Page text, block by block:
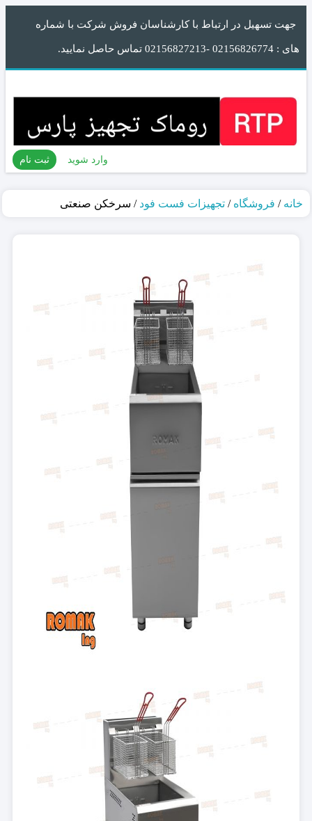
جهت تسهیل در ارتباط با کارشناسان فروش شرکت با شماره
های : 02156826774 -02156827213 تماس حاصل نمایید.
وارد شوید ثبت نام
خانه / فروشگاه / تجهیزات فست فود / سرخکن صنعتی